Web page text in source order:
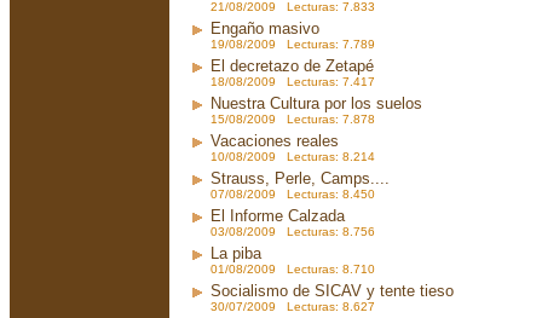
21/08/2009 Lecturas: 7.833
Engaño masivo
19/08/2009 Lecturas: 7.789
El decretazo de Zetapé
18/08/2009 Lecturas: 7.417
Nuestra Cultura por los suelos
15/08/2009 Lecturas: 7.878
Vacaciones reales
10/08/2009 Lecturas: 8.214
Strauss, Perle, Camps....
07/08/2009 Lecturas: 8.450
El Informe Calzada
03/08/2009 Lecturas: 8.756
La piba
01/08/2009 Lecturas: 8.710
Socialismo de SICAV y tente tieso
30/07/2009 Lecturas: 8.627